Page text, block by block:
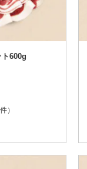
600g
）